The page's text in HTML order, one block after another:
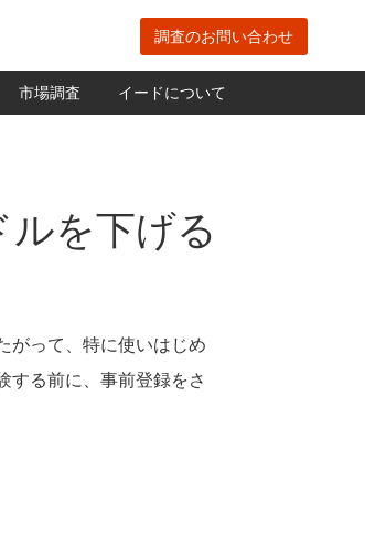
調査のお問い合わせ
市場調査 イードについて
を下げる
がって、特に使いはじめ
する前に、事前登録をさ